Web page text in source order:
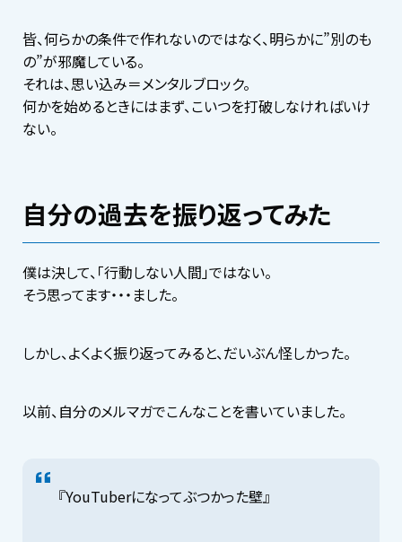
皆、何らかの条件で作れないのではなく、明らかに”別のも
の”が邪魔している。
それは、思い込み＝メンタルブロック。
何かを始めるときにはまず、こいつを打破しなければいけ
ない。
自分の過去を振り返ってみた
僕は決して、「行動しない人間」ではない。
そう思ってます・・・ました。
しかし、よくよく振り返ってみると、だいぶん怪しかった。
以前、自分のメルマガでこんなことを書いていました。
『YouTuberになってぶつかった壁』